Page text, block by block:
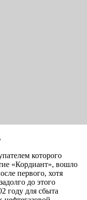
которого
«Кордиант», вошло
первого, хотя
до этого
году для сбыта